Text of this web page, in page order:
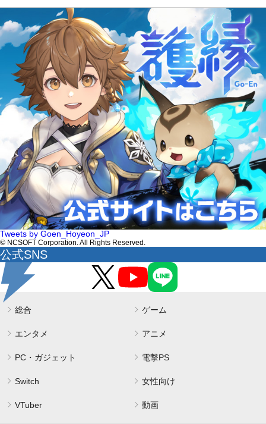
Tweets by Goen_Hoyeon_JP
© NCSOFT Corporation. All Rights Reserved.
公式SNS
総合 ゲーム
エンタメ アニメ
PC・ガジェット 電撃PS
Switch 女性向け
VTuber 動画